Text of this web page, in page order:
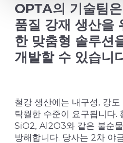
OPTA의 기술팀
품질 강재 생산을
한 맞춤형 솔루션
개발할 수 있습니
철강 생산에는 내구성, 강도
탁월한 수준이 요구됩니다.
SiO2, Al2O3와 같은 불순
방해합니다. 당사는 2차 야